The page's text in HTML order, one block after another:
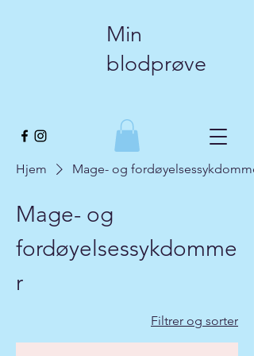
Min
blodprøve
Hjem Mage- og
Mage- og
fordøyelsessykdomme
r
Filtrer og sorter